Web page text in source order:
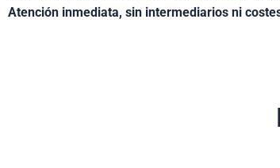
Atención inmediata, sin intermediarios ni